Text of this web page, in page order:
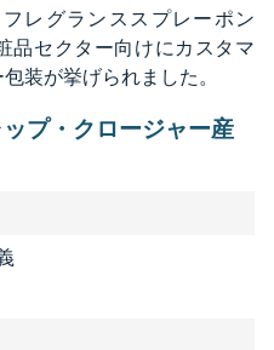
レグランススプレーポン
品セクター向けにカスタマ
装が挙げられました。
プ・クロージャー産